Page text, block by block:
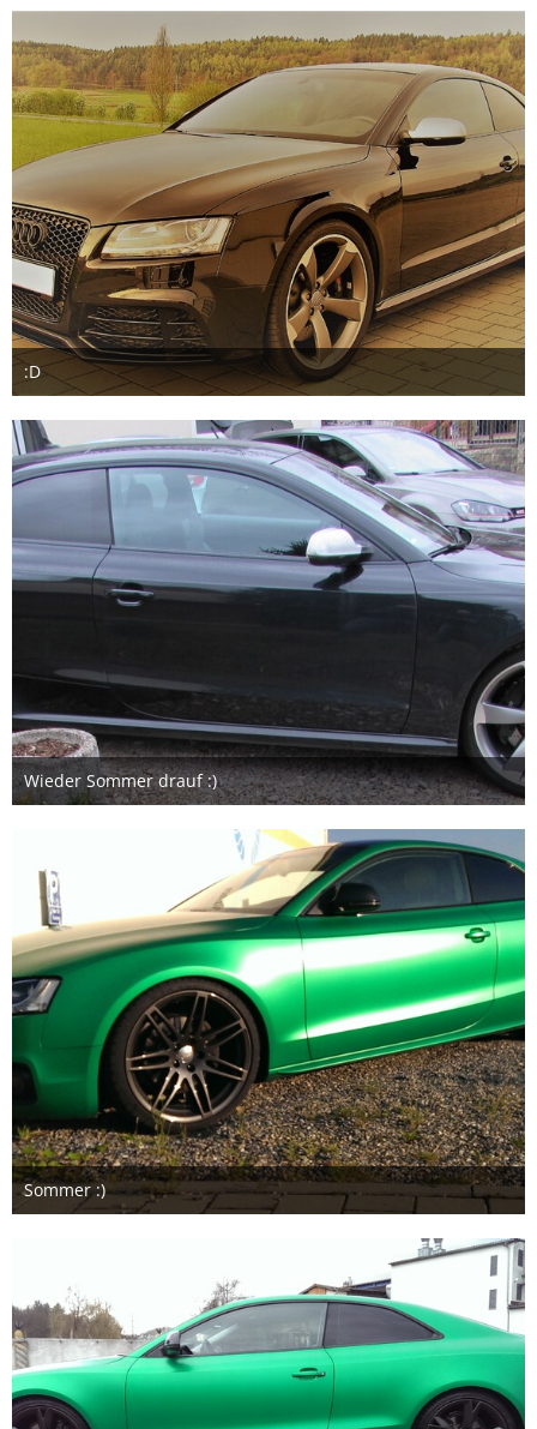
1
:D
16. April 2017
Wieder Sommer drauf :)
18. März 2017
Sommer :)
2. August 2016